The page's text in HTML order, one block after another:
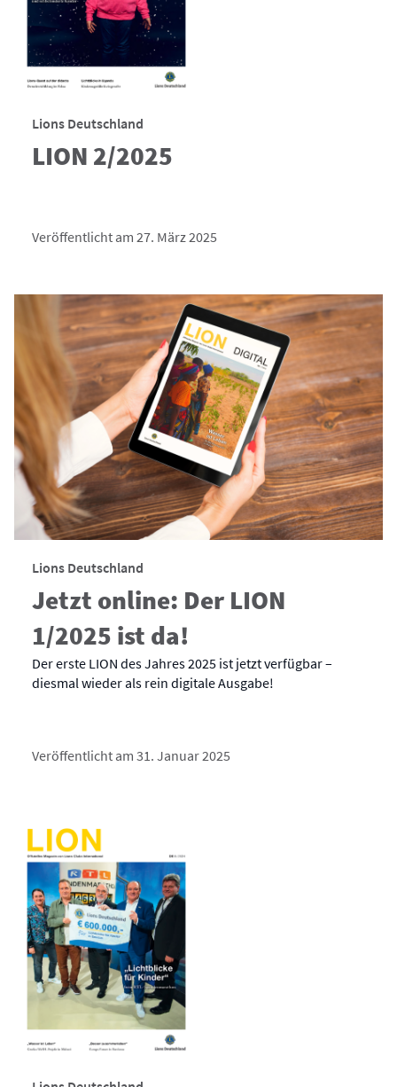
Lions Deutschland
LION 2/2025
Veröffentlicht am 27. März 2025
Lions Deutschland
Jetzt online: Der LION
1/2025 ist da!
Der erste LION des Jahres 2025 ist jetzt verfügbar –
diesmal wieder als rein digitale Ausgabe!
Veröffentlicht am 31. Januar 2025